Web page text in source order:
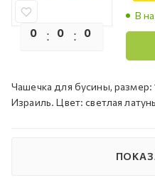
0 0 0
В
Чашечка для бусины,
Израиль. Цвет: светлая